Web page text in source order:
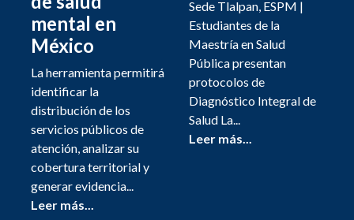
mental en
México
La herramienta permitirá
identificar la
distribución de los
servicios públicos de
atención, analizar su
cobertura territorial y
generar evidencia...
Leer más...
Sede Tlalpan, ESPM |
Estudiantes de la
Maestría en Salud
Pública presentan
protocolos de
Diagnóstico Integral de
Salud La...
Leer más...